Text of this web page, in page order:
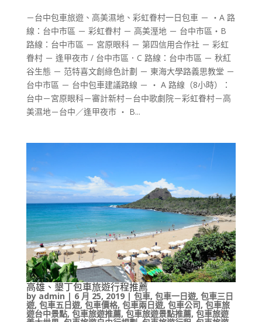
－台中包車旅遊、高美濕地、彩虹眷村一日包車 － ・A 路
線：台中市區 － 彩虹眷村 － 高美溼地 － 台中市區・B
路線：台中市區 － 宮原眼科 － 第四信用合作社 － 彩虹
眷村 － 逢甲夜市 / 台中市區．C 路線：台中市區 － 秋紅
谷生態 － 范特喜文創綠色計劃 － 東海大學路義思教堂 －
台中市區 － 台中包車建議路線 － ・ A 路線（8小時）：
台中－宮原眼科－審計新村－台中歌劇院－彩虹眷村－高
美濕地－台中／逢甲夜市 ・ B...
高雄、墾丁包車旅遊行程推薦
by admin | 6 月 25, 2019| 包車, 包車一日遊, 包車三日
遊, 包車五日遊, 包車價格, 包車兩日遊, 包車公司, 包車旅
遊台中景點, 包車旅遊推薦, 包車旅遊景點推薦, 包車旅遊